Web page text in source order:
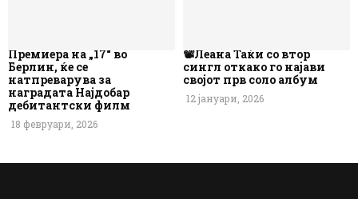
Премиера на „17“ во
Берлин, ќе се
натпреварува за
наградата Најдобар
дебитантски филм
18 февруари, 2026
📽️Леана Таќи со втор
сингл откако го најави
својот прв соло албум
12 јануари, 2026